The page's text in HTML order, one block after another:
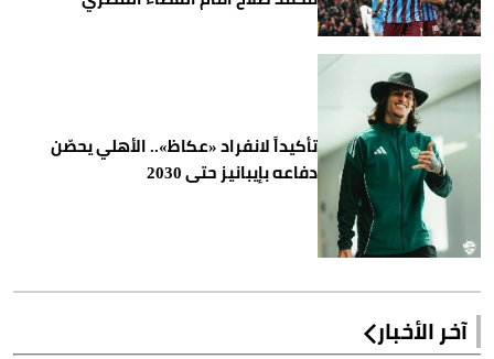
تأكيداً لانفراد «عكاظ».. الأهلي يحصّن
دفاعه بإيبانيز حتى 2030
آخر الأخبار